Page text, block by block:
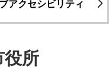
アクセシビリティ
所